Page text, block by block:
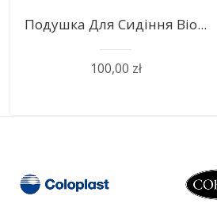
Подушка Для Сидіння Вio...
100,00 zł